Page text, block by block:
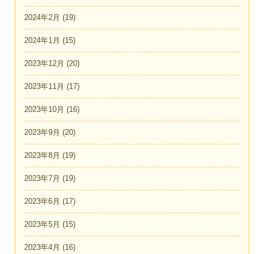
2024年2月 (19)
2024年1月 (15)
2023年12月 (20)
2023年11月 (17)
2023年10月 (16)
2023年9月 (20)
2023年8月 (19)
2023年7月 (19)
2023年6月 (17)
2023年5月 (15)
2023年4月 (16)